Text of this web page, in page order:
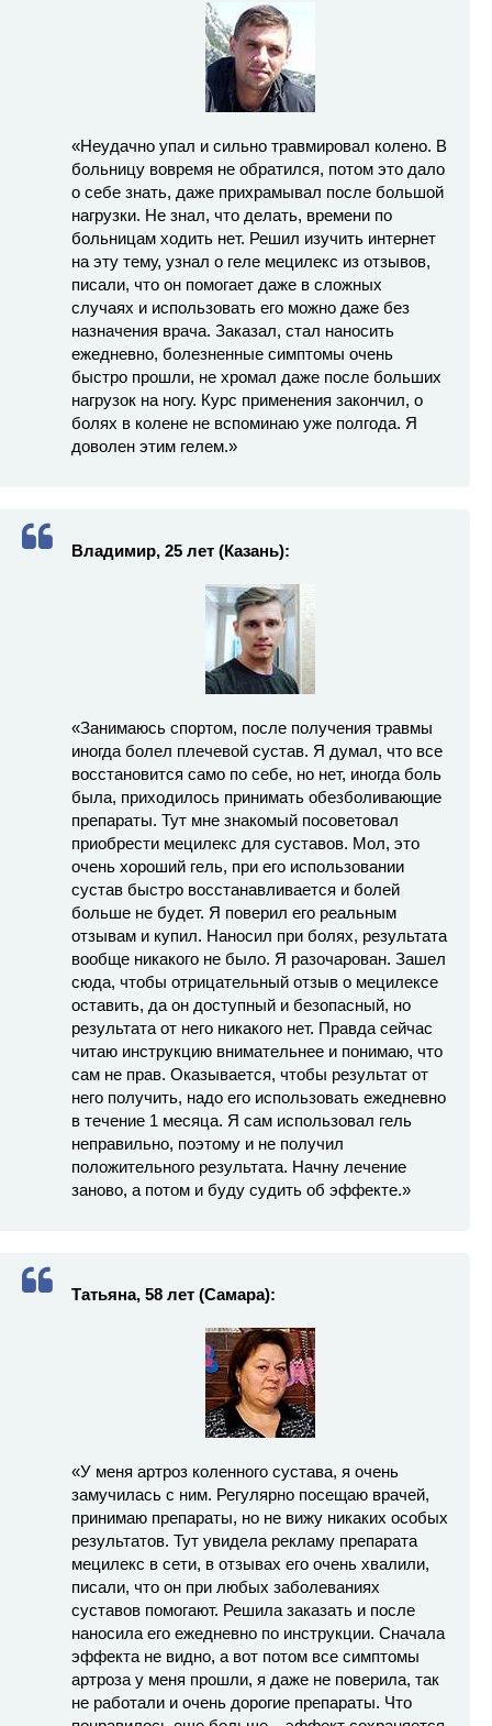
«Неудачно упал и сильно травмировал колено. В
больницу вовремя не обратился, потом это дало
о себе знать, даже прихрамывал после большой
нагрузки. Не знал, что делать, времени по
больницам ходить нет. Решил изучить интернет
на эту тему, узнал о геле мецилекс из отзывов,
писали, что он помогает даже в сложных
случаях и использовать его можно даже без
назначения врача. Заказал, стал наносить
ежедневно, болезненные симптомы очень
быстро прошли, не хромал даже после больших
нагрузок на ногу. Курс применения закончил, о
болях в колене не вспоминаю уже полгода. Я
доволен этим гелем.»
Владимир, 25 лет (Казань):
«Занимаюсь спортом, после получения травмы
иногда болел плечевой сустав. Я думал, что все
восстановится само по себе, но нет, иногда боль
была, приходилось принимать обезболивающие
препараты. Тут мне знакомый посоветовал
приобрести мецилекс для суставов. Мол, это
очень хороший гель, при его использовании
сустав быстро восстанавливается и болей
больше не будет. Я поверил его реальным
отзывам и купил. Наносил при болях, результата
вообще никакого не было. Я разочарован. Зашел
сюда, чтобы отрицательный отзыв о мецилексе
оставить, да он доступный и безопасный, но
результата от него никакого нет. Правда сейчас
читаю инструкцию внимательнее и понимаю, что
сам не прав. Оказывается, чтобы результат от
него получить, надо его использовать ежедневно
в течение 1 месяца. Я сам использовал гель
неправильно, поэтому и не получил
положительного результата. Начну лечение
заново, а потом и буду судить об эффекте.»
Татьяна, 58 лет (Самара):
«У меня артроз коленного сустава, я очень
замучилась с ним. Регулярно посещаю врачей,
принимаю препараты, но не вижу никаких особых
результатов. Тут увидела рекламу препарата
мецилекс в сети, в отзывах его очень хвалили,
писали, что он при любых заболеваниях
суставов помогают. Решила заказать и после
наносила его ежедневно по инструкции. Сначала
эффекта не видно, а вот потом все симптомы
артроза у меня прошли, я даже не поверила, так
не работали и очень дорогие препараты. Что